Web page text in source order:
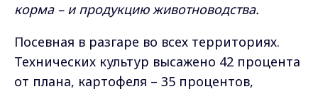
корма – и продукцию животноводства.
Посевная в разгаре во всех территориях.
Технических культур высажено 42 процента
от плана, картофеля – 35 процентов,